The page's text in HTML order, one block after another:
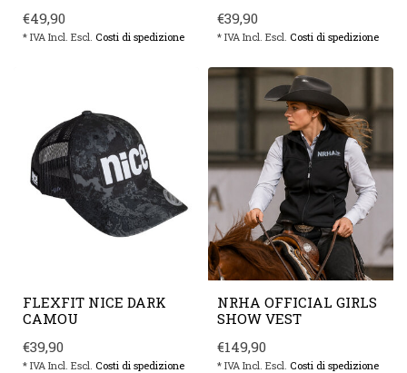
€49,90
* IVA Incl. Escl. Costi di spedizione
€39,90
* IVA Incl. Escl. Costi di spedizione
FLEXFIT NICE DARK
CAMOU
€39,90
* IVA Incl. Escl. Costi di spedizione
NRHA OFFICIAL GIRLS
SHOW VEST
€149,90
* IVA Incl. Escl. Costi di spedizione